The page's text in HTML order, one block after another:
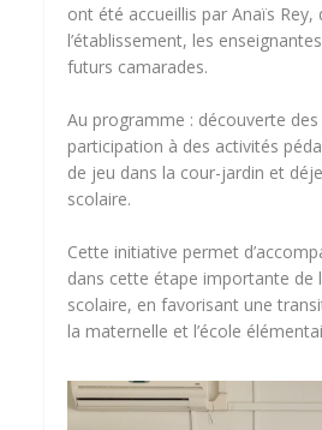
ont été accueillis par Anaïs Rey,
l’établissement, les
futurs camarades.
Au programme : découverte des
participation à des activités
de jeu dans la cour-jardin et
scolaire.
Cette initiative permet
dans cette étape importante de
scolaire, en favorisant une
la maternelle et l’école